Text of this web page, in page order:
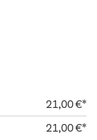
21,00 €*
21,00 €*